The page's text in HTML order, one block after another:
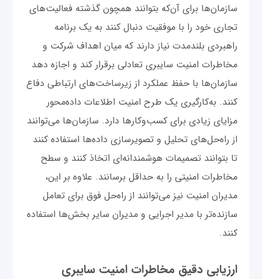
سازمان‌ها برای آن‌که بتوانند همچون گذشته فعالیت‌های
تجاری خود را با موفقیت دنبال کنند به یک برنامه
راهبردی بلندمدت نیاز دارند که میان اهداف شرکت و
مخاطرات امنیت سایبری تعادلی برقرار کند و اجازه دهد
سازمان‌ها با حفظ عملکرد از زیرساخت‌های ارتباطی دفاع
کنند. به‌کارگیری یک طرح امنیت اطلاعات داده‌محور
مزایای زیادی برای کسب‌وکارها دارد. سازمان‌ها می‌توانند
از راه‌حل‌های تحلیل و تصویرسازی داده‌ها استفاده کنند
تا بتوانند تصمیمات هوشمندانه‌ای اتخاذ کنند و سطح
مخاطرات امنیتی را به حداقل برسانند. علاوه بر این،
مدیران امنیت نیز می‌توانند از راه‌حل فوق برای تعامل
سازنده‌تر با مدیر اجرایی و مدیران سایر بخش‌ها استفاده
کنند.
ارزیابی دقیق مخاطرات امنیت سایبری